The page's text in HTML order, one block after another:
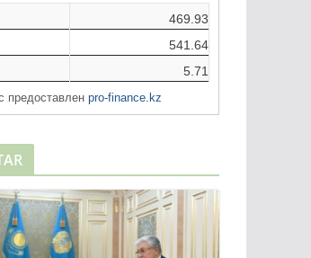
469.93
541.64
5.71
предоставлен pro-finance.kz